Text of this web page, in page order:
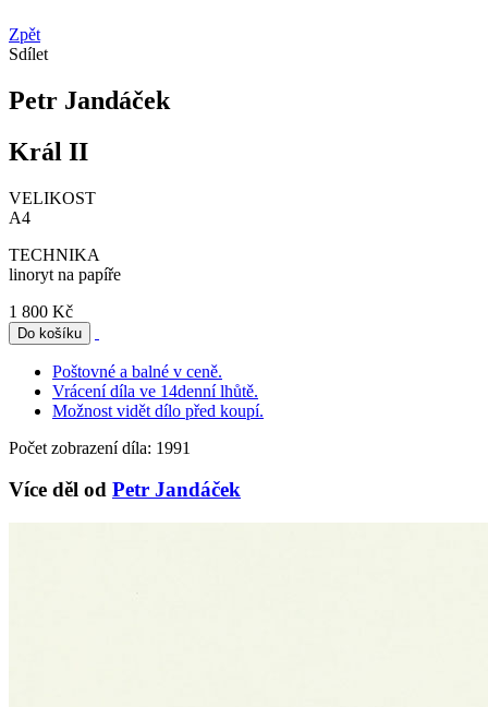
Zpět
Sdílet
Petr Jandáček
Král II
VELIKOST
A4
TECHNIKA
linoryt na papíře
1 800 Kč
Poštovné a balné v ceně.
Vrácení díla ve 14denní lhůtě.
Možnost vidět dílo před koupí.
Počet zobrazení díla: 1991
Více děl od Petr Jandáček